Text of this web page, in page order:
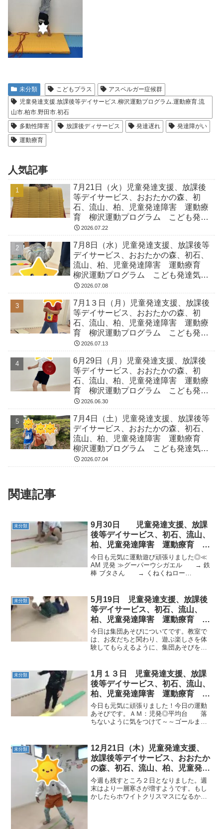
未分類 こどもプラス
アスペルガー症候群
児童発達支援.放課後等デイサービス.柳沢運動プログラム.運動療育.流
山市.柏市.野田市.初石
多動性障害
放課後ディサービス 発達遅れ
発達障がい
運動療育
人気記事
7月21日（火）児童発達支援、放課後
等デイサービス、おおたかの森、初
石、流山、柏、児童発達障害 運動療
育 柳沢運動プログラム こども発達
気になる 発達障害 放デイ 自閉
2026.07.22
7月8日（水）児童発達支援、放課後等
デイサービス、おおたかの森、初石、
流山、柏、児童発達障害 運動療育
柳沢運動プログラム こども発達気に
なる 発達障害 放デイ 自閉症
2026.07.08
7月1３日（月）児童発達支援、放課後
等デイサービス、おおたかの森、初
石、流山、柏、児童発達障害 運動療
育 柳沢運動プログラム こども発達
気になる 発達障害 放デイ 自閉
2026.07.13
6月29日（月）児童発達支援、放課後
等デイサービス、おおたかの森、初
石、流山、柏、児童発達障害 運動療
育 柳沢運動プログラム こども発達
気になる 発達障害 放デイ 自閉
2026.06.30
7月4日（土）児童発達支援、放課後等
デイサービス、おおたかの森、初石、
流山、柏、児童発達障害 運動療育
柳沢運動プログラム こども発達気に
なる 発達障害 放デイ 自閉症
2026.07.04
関連記事
未分類
9月30日 児童発達支援、放課
後等デイサービス、初石、流山、
柏、児童発達障害 運動療育 柳
沢運動プログラム こども発達気
になる 発達障害 放デイ 自閉
症 ADHD アスペルガー症候群
今日も元気に運動遊び頑張りました◎≪
AM 児発 ≫グーパーウシガエル → 鉄
棒 ブタさん → くねくねロー
き → またぐ・くぐる → ペンギ
ン → マジッ...
未分類
5月19日 児童発達支援、放課後
等デイサービス、初石、流山、
柏、児童発達障害 運動療育 柳
沢運動プログラム こども発達気
になる 発達障害 放デ
今日は集団あそびについてです。教室で
は、お友だちと関わり、遊ぶ楽しさを体
験してもらえるように、集団あそびをし
ゲーム・色鬼などなど、遊び方はさまざ
まです。集団あそびは、み...
未分類
1月１３日 児童発達支援、放課
後等デイサービス、初石、流山、
柏、児童発達障害 運動療育 柳
沢運動プログラム こども発達気
になる 発達障害 放デ
今日も元気に頑張りました！今日の運動
あそびです。ＡＭ：児発◎平均台 落
ちないように気をつけて～～ゴールまで
上手に着地！みんなしっかり止まれた
ね！◎鉄棒コウモリさんのま...
未分類
12月21日（木）児童発達支援、
放課後等デイサービス、おおたか
の森、初石、流山、柏、児童発達
障害 運動療育 柳沢運動プログ
ラム こども発達気になる 発達
障害 放デイ 自閉症 ADHD
今週も残すところ２日となりました。週
末はより一層寒さが増すようです。もし
かしたらホワイトクリスマスになるかも